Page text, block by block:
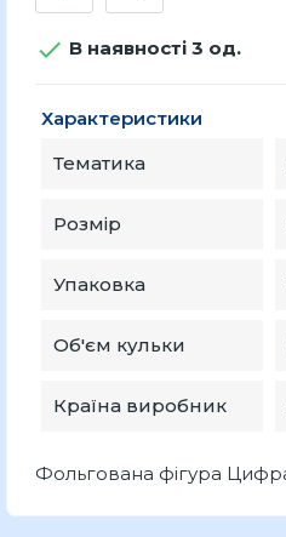
 В наявності 3 од.
Характеристики
Тематика
Розмір
Упаковка
Об'єм кульки
Країна виробник
Фольгована фігура